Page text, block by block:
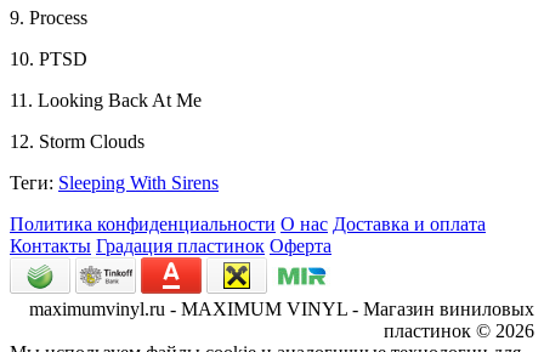
9. Process
10. PTSD
11. Looking Back At Me
12. Storm Clouds
Теги: Sleeping With Sirens
Политика конфиденциальности О нас Доставка и оплата
Контакты Градация пластинок Оферта
maximumvinyl.ru - MAXIMUM VINYL - Магазин виниловых
пластинок © 2026